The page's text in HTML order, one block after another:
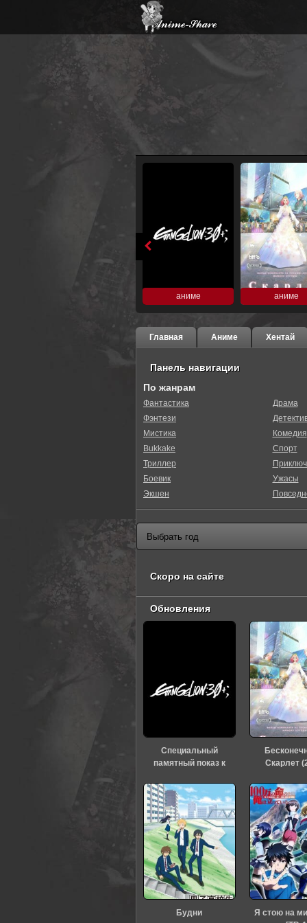
аниме аниме
Главная Аниме Хентай
Панель навигации
По жанрам
Фантастика
Фэнтези
Мистика
Bukkake
Триллер
Боевик
Экшен
Драма
Комедия
Спорт
Ужасы
Скоро на сайте
Обновления
Специальный
памятный показ к
«Евангелиона» (2026)
Скарлет
Будни
Я стою на